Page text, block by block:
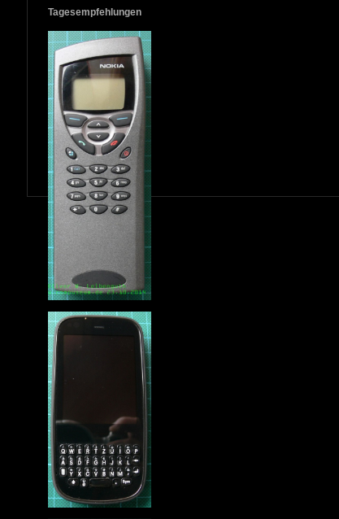
Tagesempfehlungen